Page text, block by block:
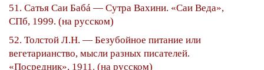
51. Сатья Саи Бабá — Сутра Вахини. «Саи Веда»,
СПб, 1999. (на русском)
52. Толстой Л.Н. — Безубойное питание или
вегетарианство, мысли разных писателей.
«Посредник», 1911. (на русском)